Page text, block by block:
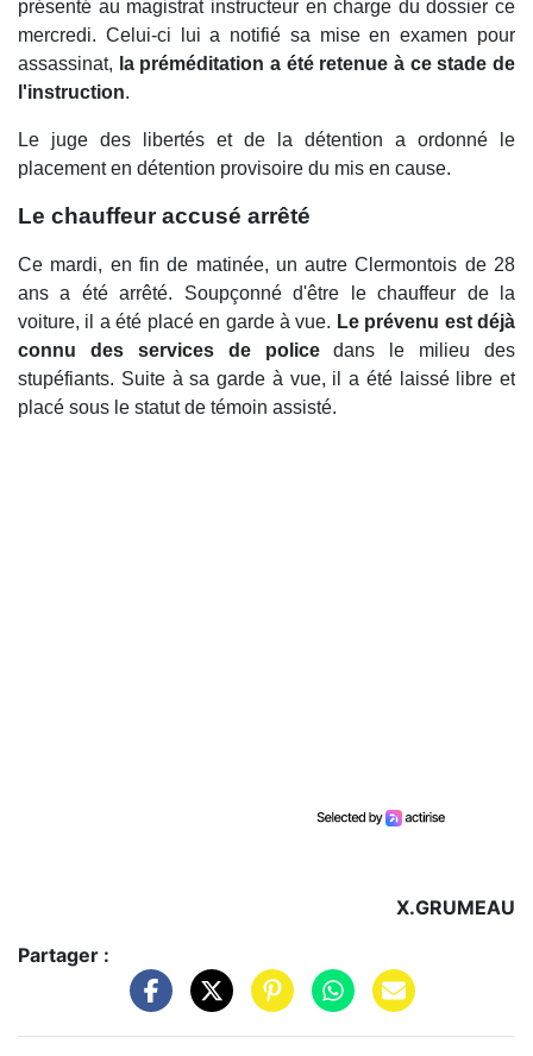
présenté au magistrat instructeur en charge du dossier ce
mercredi. Celui-ci lui a notifié sa mise en examen pour
assassinat, la préméditation a été retenue à ce stade de
l'instruction.
Le juge des libertés et de la détention a ordonné le
placement en détention provisoire du mis en cause.
Le chauffeur accusé arrêté
Ce mardi, en fin de matinée, un autre Clermontois de 28
ans a été arrêté. Soupçonné d'être le chauffeur de la
voiture, il a été placé en garde à vue. Le prévenu est déjà
connu des services de policedans le milieu des
stupéfiants. Suite à sa garde à vue, il a été laissé libre et
placé sous le statut de témoin assisté.
X.GRUMEAU
Partager :